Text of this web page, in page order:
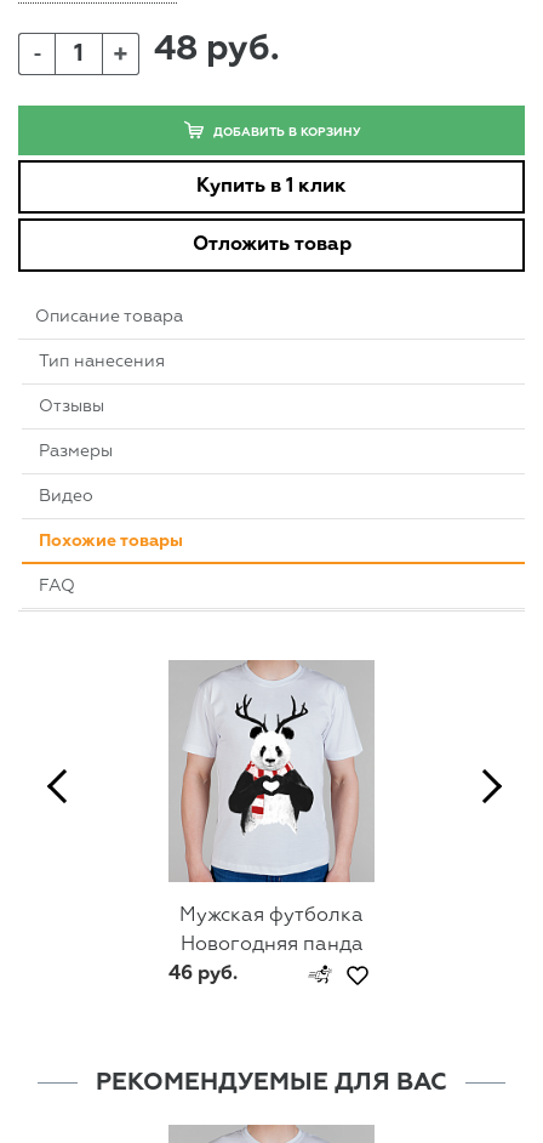
- + 48 руб.
ДОБАВИТЬ В КОРЗИНУ
Купить в 1 клик
Отложить товар
Описание товара
Тип нанесения
Отзывы
Размеры
Видео
Похожие товары
FAQ
Мужская футболка
Новогодняя панда
46 руб.
РЕКОМЕНДУЕМЫЕ ДЛЯ ВАС